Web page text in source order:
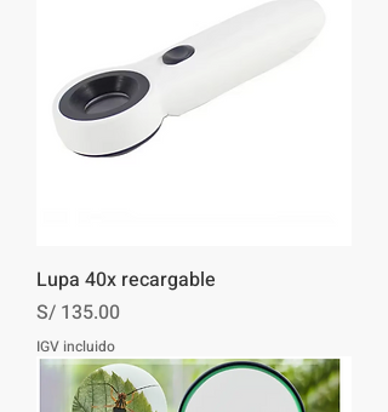
Lupa 40x recargable
Precio
S/ 135.00
IGV incluido